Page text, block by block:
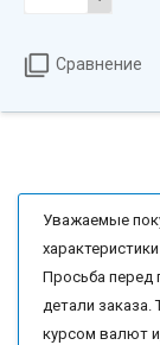
Сравнение
Уважаемые
Просьба перед
детали
курсом валют